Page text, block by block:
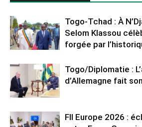
Togo-Tchad : À
Selom Klassou
forgée par
Togo/Diplomatie :
d’Allemagne fait
FII Europe 2026 :